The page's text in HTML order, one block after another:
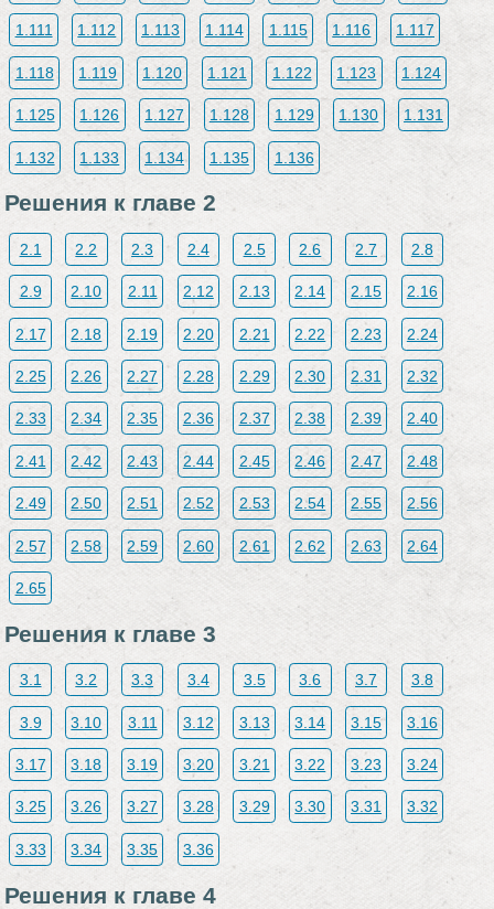
1.111 1.112 1.113 1.114 1.115 1.116 1.117
1.118 1.119 1.120 1.121 1.122 1.123 1.124
1.125 1.126 1.127 1.128 1.129 1.130 1.131
1.132 1.133 1.134 1.135 1.136
Решения к главе 2
2.1 2.2 2.3 2.4 2.5 2.6 2.7 2.8
2.9 2.10 2.11 2.12 2.13 2.14 2.15 2.16
2.17 2.18 2.19 2.20 2.21 2.22 2.23 2.24
2.25 2.26 2.27 2.28 2.29 2.30 2.31 2.32
2.33 2.34 2.35 2.36 2.37 2.38 2.39 2.40
2.41 2.42 2.43 2.44 2.45 2.46 2.47 2.48
2.49 2.50 2.51 2.52 2.53 2.54 2.55 2.56
2.57 2.58 2.59 2.60 2.61 2.62 2.63 2.64
2.65
Решения к главе 3
3.1 3.2 3.3 3.4 3.5 3.6 3.7 3.8
3.9 3.10 3.11 3.12 3.13 3.14 3.15 3.16
3.17 3.18 3.19 3.20 3.21 3.22 3.23 3.24
3.25 3.26 3.27 3.28 3.29 3.30 3.31 3.32
3.33 3.34 3.35 3.36
Решения к главе 4